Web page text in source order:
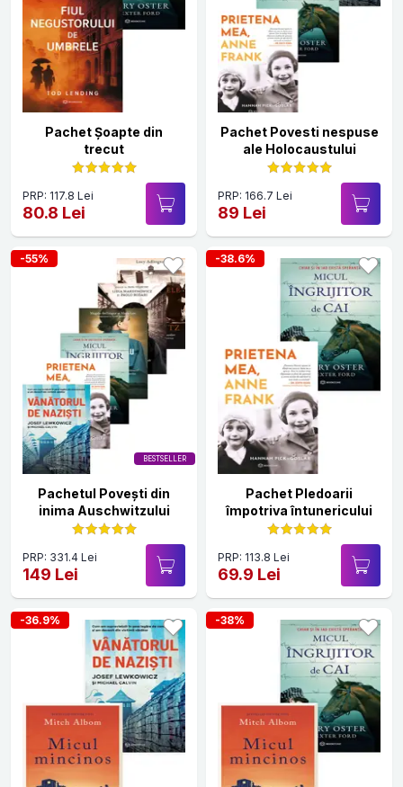
Pachet Șoapte din
trecut
PRP: 117.8 Lei
80.8 Lei
Pachet Povesti nespuse
ale Holocaustului
PRP: 166.7 Lei
89 Lei
BESTSELLER
-55%
Pachetul Povești din
inima Auschwitzului
PRP: 331.4 Lei
149 Lei
-38.6%
Pachet Pledoarii
împotriva întunericului
PRP: 113.8 Lei
69.9 Lei
-36.9% -38%